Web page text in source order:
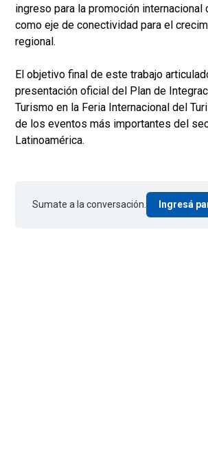
ingreso para la promoción internacional
como eje de conectividad para el
regional.
El objetivo final de este trabajo
presentación oficial del Plan de
Turismo en la Feria Internacional del
de los eventos más importantes del
Latinoamérica.
Sumate a la conversación. Ingresá